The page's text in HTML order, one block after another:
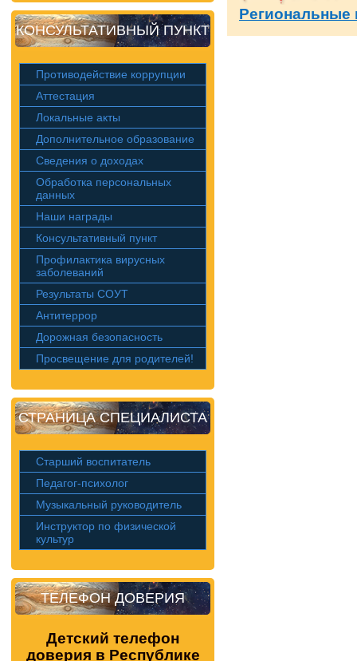
КОНСУЛЬТАТИВНЫЙ ПУНКТ
Противодействие коррупции
Аттестация
Локальные акты
Дополнительное образование
Сведения о доходах
Обработка персональных
данных
Наши награды
Консультативный пункт
Профилактика вирусных
заболеваний
Результаты СОУТ
Антитеррор
Дорожная безопасность
Просвещение для родителей!
СТРАНИЦА СПЕЦИАЛИСТА
Старший воспитатель
Педагог-психолог
Музыкальный руководитель
Инструктор по физической
культур
ТЕЛЕФОН ДОВЕРИЯ
Детский телефон
доверия в Республике